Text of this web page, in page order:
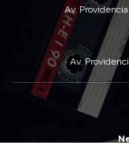
Av.
Av.